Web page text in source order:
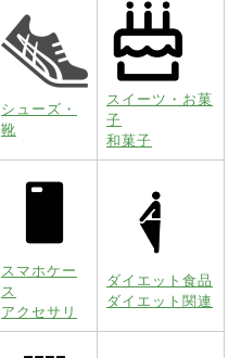
シューズ・
靴
スイーツ・お菓
子
和菓子
スマホケー
ス
アクセサリ
ダイエット食品
ダイエット関連